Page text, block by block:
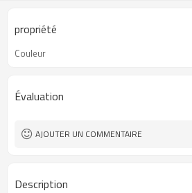
propriété
Couleur
Évaluation
AJOUTER UN COMMENTAIRE
Description